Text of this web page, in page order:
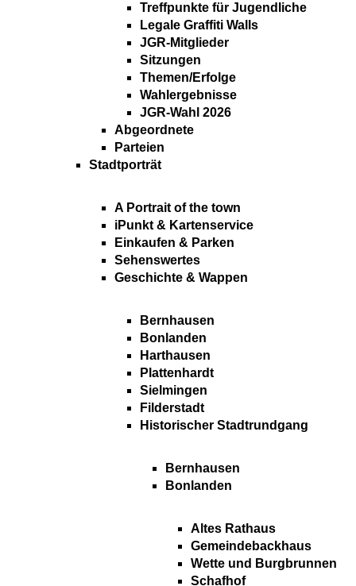
Treffpunkte für Jugendliche
Legale Graffiti Walls
JGR-Mitglieder
Sitzungen
Themen/Erfolge
Wahlergebnisse
JGR-Wahl 2026
Abgeordnete
Parteien
Stadtporträt
A Portrait of the town
iPunkt & Kartenservice
Einkaufen & Parken
Sehenswertes
Geschichte & Wappen
Bernhausen
Bonlanden
Harthausen
Plattenhardt
Sielmingen
Filderstadt
Historischer Stadtrundgang
Bernhausen
Bonlanden
Altes Rathaus
Gemeindebackhaus
Wette und Burgbrunnen
Schafhof